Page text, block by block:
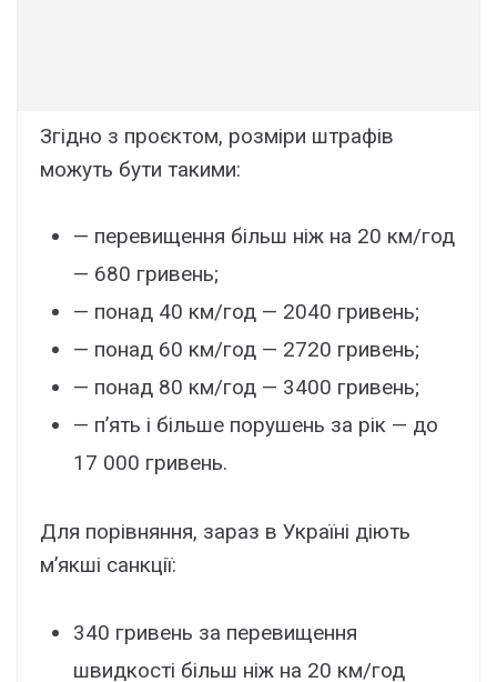
Згідно з проєктом, розміри штрафів
можуть бути такими:
— перевищення більш ніж на 20 км/год
— 680 гривень;
— понад 40 км/год — 2040 гривень;
— понад 60 км/год — 2720 гривень;
— понад 80 км/год — 3400 гривень;
— п’ять і більше порушень за рік — до
17 000 гривень.
Для порівняння, зараз в Україні діють
м’якші санкції:
340 гривень за перевищення
швидкості більш ніж на 20 км/год